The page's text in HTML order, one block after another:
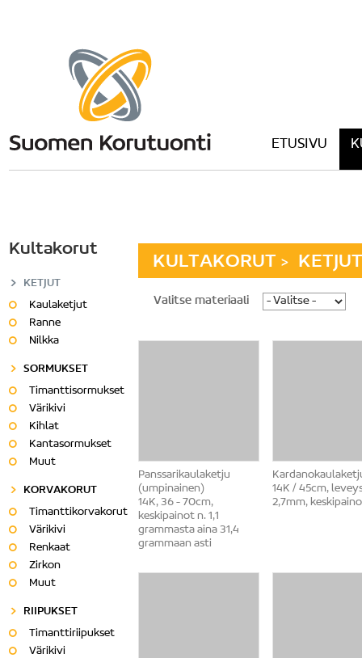
ETUSIVU
KULTAKORUT > KETJUT
Valitse materiaali
Panssarikaulaketju
(umpinainen)
14K, 36 - 70cm,
keskipainot n. 1,1
grammasta aina 31,4
grammaan asti
14K / 45cm,
2,7mm,
Kultakorut
KETJUT
Kaulaketjut
Ranne
Nilkka
SORMUKSET
Timanttisormukset
Värikivi
Kihlat
Kantasormukset
Muut
KORVAKORUT
Timanttikorvakorut
Värikivi
Renkaat
Zirkon
Muut
RIIPUKSET
Timanttiriipukset
Värikivi